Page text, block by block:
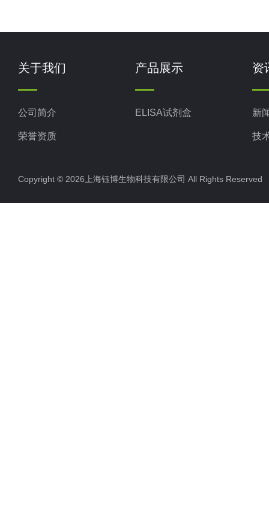
关于我们
公司简介
荣誉资质
产品展示
ELISA试剂盒
资
新
技
Copyright © 2026上海钰博生物科技有限公司 All Rights